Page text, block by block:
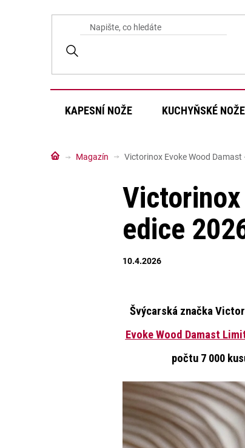
KAPESNÍ NOŽE KUCHYŇSKÉ NOŽE
DomůMagazín Victorinox Evoke Wood
edice
10.4.2026
Švýcarská značka
Evoke Wood Damast
počtu 7 000